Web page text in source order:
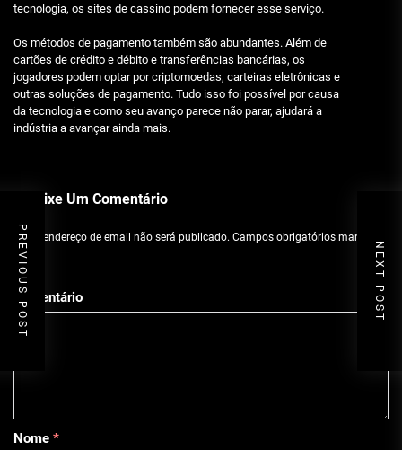
tecnologia, os sites de cassino podem fornecer esse serviço.
Os métodos de pagamento também são abundantes. Além de
cartões de crédito e débito e transferências bancárias, os
jogadores podem optar por criptomoedas, carteiras eletrônicas e
outras soluções de pagamento. Tudo isso foi possível por causa
da tecnologia e como seu avanço parece não parar, ajudará a
indústria a avançar ainda mais.
Deixe Um Comentário
O seu endereço de email não será publicado. Campos obrigatórios marcados
com
Comentário
Nome *
PREVIOUS POST NEXT POST